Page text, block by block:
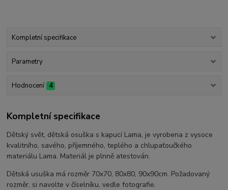
Kompletní specifikace
Parametry
Hodnocení 4
Kompletní specifikace
Dětský svět, dětská osuška s kapucí Lama, je vyrobena z vysoce
kvalitního, savého, příjemného, teplého a chlupaťoučkého
materiálu Lama. Materiál je plnně atestován.
Dětská usuška má rozměr 70x70, 80x80, 90x90cm. Požadovaný
rozměr, si navolte v číselníku, vedle fotografie.